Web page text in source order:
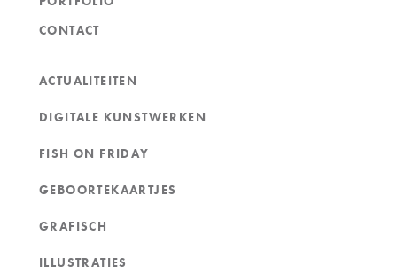
CONTACT
ACTUALITEITEN
DIGITALE KUNSTWERKEN
FISH ON FRIDAY
GEBOORTEKAARTJES
GRAFISCH
ILLUSTRATIES